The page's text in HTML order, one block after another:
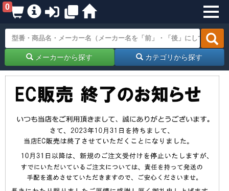
0
メーカーから探す カテゴリから探す